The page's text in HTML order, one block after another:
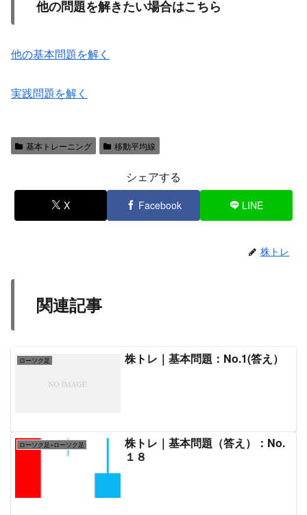
他の問題を解きたい場合はこちら
他の基本問題を解く
実践問題を解く
基本トレーニング 移動平均線
シェアする
X Facebook LINE
株トレ
関連記事
ローソク足 株トレ｜基本問題：No.1(答え）
ローソク足×ローソク足
株トレ｜基本問題（答え）：No.
１８